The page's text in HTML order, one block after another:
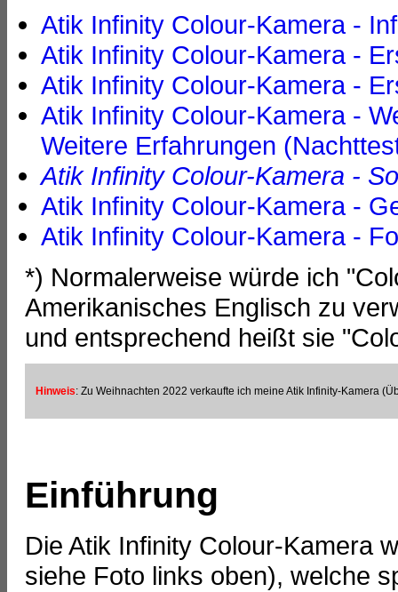
Atik Infinity Colour-Kamera -
Atik Infinity Colour-Kamera -
Atik Infinity Colour-Kamera -
Atik Infinity Colour-Kamera -
Weitere Erfahrungen
Atik Infinity Colour-Kamera -
Atik Infinity Colour-Kamera -
Atik Infinity Colour-Kamera -
*) Normalerweise würde ich
Amerikanisches Englisch zu
und entsprechend heißt sie
Hinweis: Zu Weihnachten 2022 verkaufte ich meine Atik Infinity-Kamera
Einführung
Die Atik Infinity Colour-Kamera
siehe Foto links oben), welche